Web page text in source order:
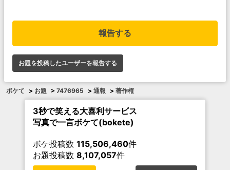
報告する
お題を投稿したユーザーを報告する
ボケて > お題 > 7476965 > 通報 > 著作権
3秒で笑える大喜利サービス
写真で一言ボケて(bokete)
ボケ投稿数 115,506,460件
お題投稿数 8,107,057件